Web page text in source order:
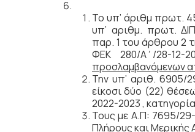
Το υπ’ άριθμ πρωτ.
υπ’ αριθμ. πρωτ.
παρ. 1 του άρθρου 2
ΦΕΚ 280/Α΄/28-
προσλαμβανόμενων
Την υπ’ αριθ. 6905/
είκοσι δύο (22)
2022-2023 ,
Τους με Α.Π: 7695/
Πλήρους και Μερικής